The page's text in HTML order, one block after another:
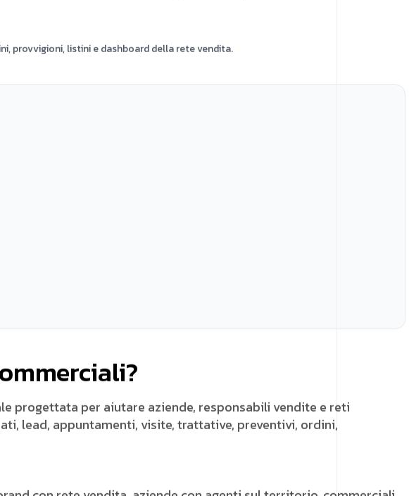
provvigioni, listini e dashboard della rete vendita.
progettata per aiutare aziende, responsabili vendite e reti
lead, appuntamenti, visite, trattative, preventivi, ordini,